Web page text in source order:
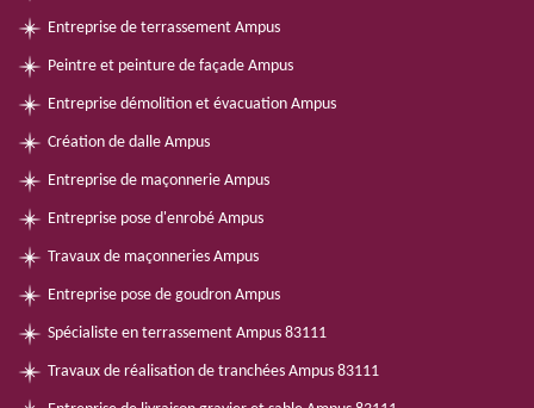
Entreprise de terrassement Ampus
Peintre et peinture de façade Ampus
Entreprise démolition et évacuation Ampus
Création de dalle Ampus
Entreprise de maçonnerie Ampus
Entreprise pose d'enrobé Ampus
Travaux de maçonneries Ampus
Entreprise pose de goudron Ampus
Spécialiste en terrassement Ampus 83111
Travaux de réalisation de tranchées Ampus 83111